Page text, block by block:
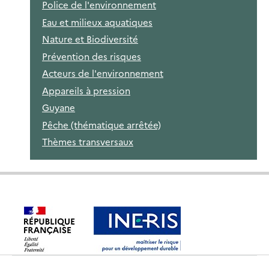
Police de l'environnement
Eau et milieux aquatiques
Nature et Biodiversité
Prévention des risques
Acteurs de l'environnement
Appareils à pression
Guyane
Pêche (thématique arrêtée)
Thèmes transversaux